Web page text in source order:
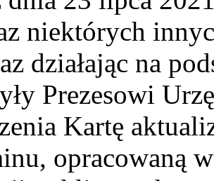
niektórych
działając na
Prezesowi
Kartę
opracowaną